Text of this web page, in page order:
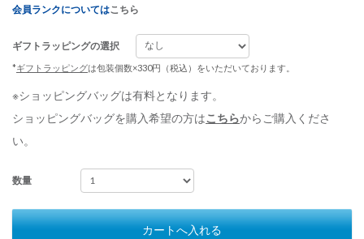
会員ランクについてはこちら
ギフトラッピングの選択
*ギフトラッピングは包装個数×330円（税込）をいただいております。
※ショッピングバッグは有料となります。
ショッピングバッグを購入希望の方はこちらからご購入くださ
い。
数量
カートへ入れる